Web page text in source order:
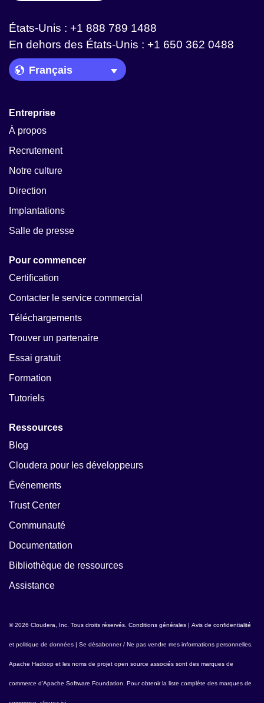
États-Unis : +1 888 789 1488
En dehors des États-Unis : +1 650 362 0488
Language Picker
Entreprise
À propos
Recrutement
Notre culture
Direction
Implantations
Salle de presse
Pour commencer
Certification
Contacter le service commercial
Téléchargements
Trouver un partenaire
Essai gratuit
Formation
Tutoriels
Ressources
Blog
Cloudera pour les développeurs
Événements
Trust Center
Communauté
Documentation
Bibliothèque de ressources
Assistance
© 2026 Cloudera, Inc. Tous droits réservés. Conditions générales Avis de confidentialité
et politique de données Se désabonner / Ne pas vendre mes informations personnelles.
Apache Hadoop et les noms de projet open source associés sont des marques de
commerce d'Apache Software Foundation. Pour obtenir la liste complète des marques de